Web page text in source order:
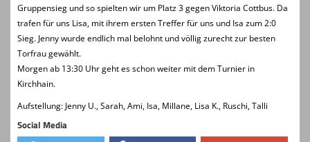
Gruppensieg und so spielten wir um Platz 3 gegen Viktoria Cottbus. Da
trafen für uns Lisa, mit ihrem ersten Treffer für uns und Isa zum 2:0
Sieg. Jenny wurde endlich mal belohnt und völlig zurecht zur besten
Torfrau gewählt.
Morgen ab 13:30 Uhr geht es schon weiter mit dem Turnier in
Kirchhain.
Aufstellung: Jenny U., Sarah, Ami, Isa, Millane, Lisa K., Ruschi, Talli
Social Media